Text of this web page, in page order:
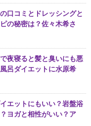
口コミとドレッシングと
の秘密は？佐々木希さ
夜寝ると髪と臭いにも悪
呂ダイエットに水原希
エットにもいい？岩盤浴
ヨガと相性がいい？ア